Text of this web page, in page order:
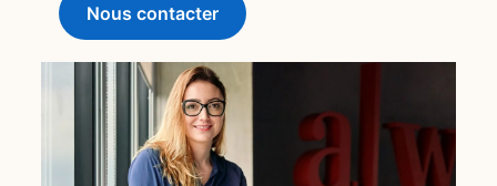
Nous contacter